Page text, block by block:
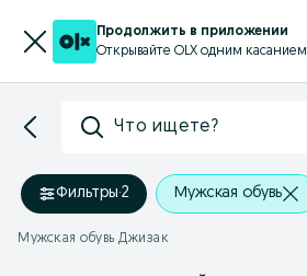
Продолжить в приложении
Открывайте OLX одним касанием
Что ищете?
Фильтры·2 Мужская обувь
Мужская обувь Джизак